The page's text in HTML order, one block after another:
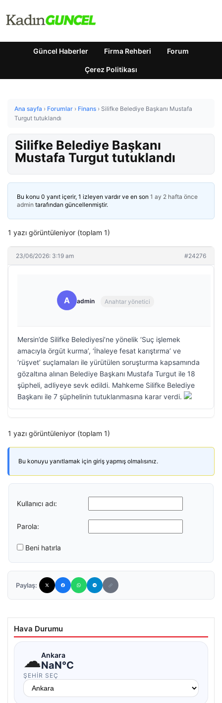
Güncel Haberler Firma Rehberi Forum
Çerez Politikası
Ana sayfa › Forumlar › Finans › Silifke Belediye Başkanı Mustafa
Turgut tutuklandı
Silifke Belediye Başkanı
Mustafa Turgut tutuklandı
Bu konu 0 yanıt içerir, 1 izleyen vardır ve en son 1 ay 2 hafta önce
admin tarafından güncellenmiştir.
1 yazı görüntüleniyor (toplam 1)
23/06/2026: 3:19 am #24276
A admin Anahtar yönetici
Mersin’de Silifke Belediyesi’ne yönelik ‘Suç işlemek
amacıyla örgüt kurma’, ‘İhaleye fesat karıştırma’ ve
‘rüşvet’ suçlamaları ile yürütülen soruşturma kapsamında
gözaltına alınan Belediye Başkanı Mustafa Turgut ile 18
şüpheli, adliyeye sevk edildi. Mahkeme Silifke Belediye
Başkanı ile 7 şüphelinin tutuklanmasına karar verdi.
1 yazı görüntüleniyor (toplam 1)
Bu konuyu yanıtlamak için giriş yapmış olmalısınız.
Kullanıcı adı:
Parola:
Beni hatırla
Paylaş:
Hava Durumu
☁Ankara
NaN°C
ŞEHIR SEÇ